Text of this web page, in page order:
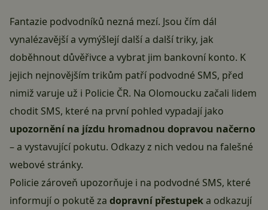
Fantazie podvodníků nezná mezí. Jsou čím dál
vynalézavější a vymýšlejí další a další triky, jak
doběhnout důvěřivce a vybrat jim bankovní konto. K
jejich nejnovějším trikům patří podvodné SMS, před
nimiž varuje už i Policie ČR. Na Olomoucku začali lidem
chodit SMS, které na první pohled vypadají jako
upozornění na jízdu hromadnou dopravou načerno
– a vystavující pokutu. Odkazy z nich vedou na falešné
webové stránky.
Policie zároveň upozorňuje i na podvodné SMS, které
informují o pokutě za dopravní přestupeka odkazují